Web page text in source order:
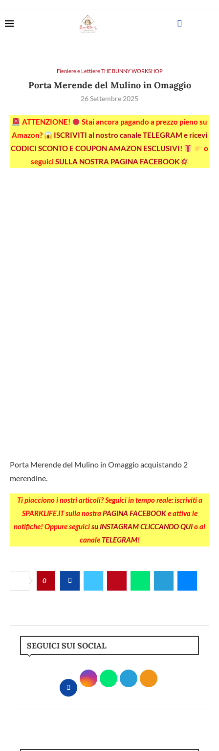
Fieniere e Lettiere THE BUNNY WORKSHOP
Porta Merende del Mulino in Omaggio
26 Settembre 2025
ATTENZIONE!
Stai ancora pagando a prezzo pieno su
Amazon?
ISCRIVITI al nostro canale TELEGRAM e ricevi
CODICI SCONTO E COUPON AMAZON ESCLUSIVI!
o
seguiciSULLA NOSTRA PAGINA FACEBOOK
Porta Merende del Mulino in Omaggio acquistando 2
merendine.
Ti piacciono i nostri articoli? Seguici in tempo reale: iscriviti a
SPARKLIFE.IT sulla nostraPAGINA FACEBOOKe attiva le
notifiche! Oppure seguicisu INSTAGRAM CLICCANDO QUIo al
canale TELEGRAM!
0
SEGUICI SUI SOCIAL